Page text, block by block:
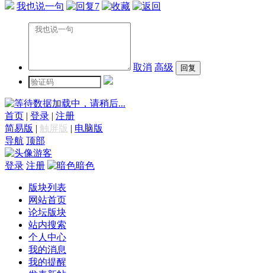
我也说一句 7
取消 高级
数据加载中，请稍后...
首页 | 登录 | 注册
简易版 | 触屏版 | 电脑版
导航 顶部
游客
登录 注册 暗色
版块列表
网站首页
论坛版块
站内搜索
个人中心
我的消息
我的提醒